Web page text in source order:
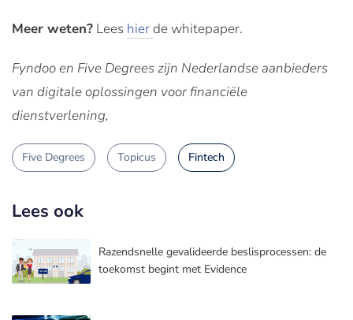
Meer weten? Lees hierde whitepaper.
Fyndoo en Five Degrees zijn Nederlandse aanbieders
van digitale oplossingen voor financiële
dienstverlening,
Five Degrees Topicus Fintech
Lees ook
Razendsnelle gevalideerde beslisprocessen: de
toekomst begint met Evidence